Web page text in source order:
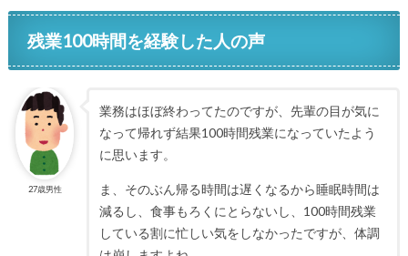
残業100時間を経験した人の声
27歳男性
業務はほぼ終わってたのですが、先輩の目が気に
なって帰れず結果100時間残業になっていたよう
に思います。
ま、そのぶん帰る時間は遅くなるから睡眠時間は
減るし、食事もろくにとらないし、100時間残業
している割に忙しい気をしなかったですが、体調